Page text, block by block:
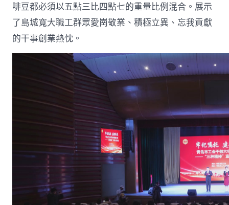
啡豆都必須以五點三比四點七的重量比例混合。展示
了島城寬大職工群眾愛崗敬業、積極立異、忘我貢獻
的干事創業熱忱。